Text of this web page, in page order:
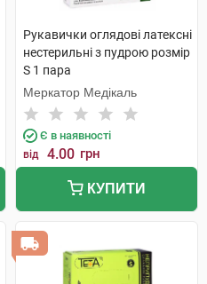
Рукавички оглядові латексні
нестерильні з пудрою розмір
S 1 пара
Меркатор Медікаль
Є в наявності
від 4.00 грн
КУПИТИ